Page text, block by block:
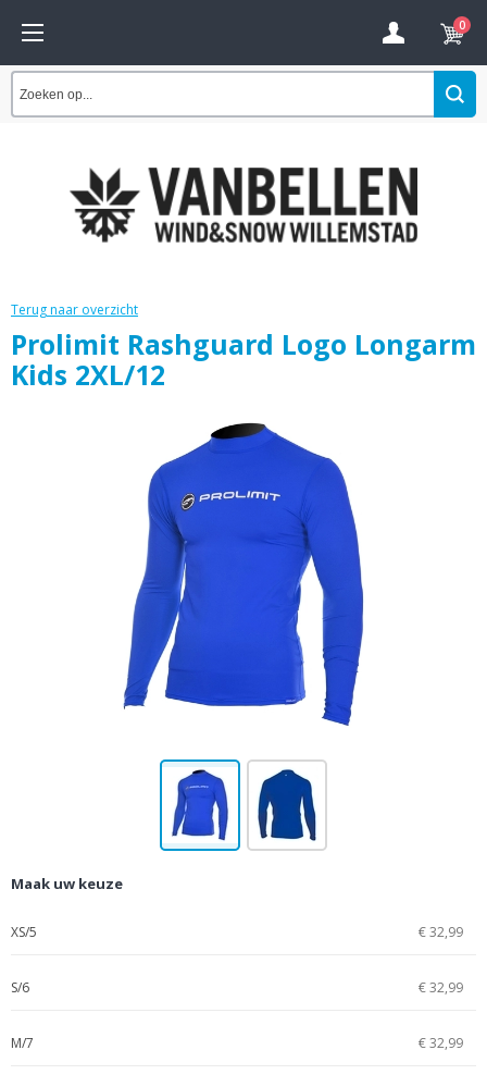
0
Terug naar overzicht
Prolimit Rashguard Logo Longarm
Kids 2XL/12
Maak uw keuze
XS/5 € 32,99
S/6 € 32,99
M/7 € 32,99